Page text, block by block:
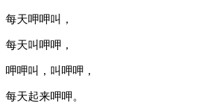
每天呷呷叫，
每天叫呷呷，
呷呷叫，叫呷呷，
每天起来呷呷。